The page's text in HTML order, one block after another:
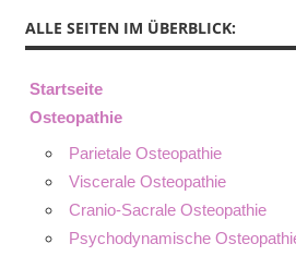
ALLE SEITEN IM ÜBERBLICK:
Startseite
Osteopathie
Parietale Osteopathie
Viscerale Osteopathie
Cranio-Sacrale Osteopathie
Psychodynamische